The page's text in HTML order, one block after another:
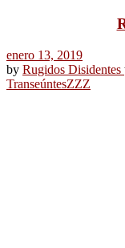
enero 13, 2019
by Rugidos Disidentes
TranseúntesZZZ